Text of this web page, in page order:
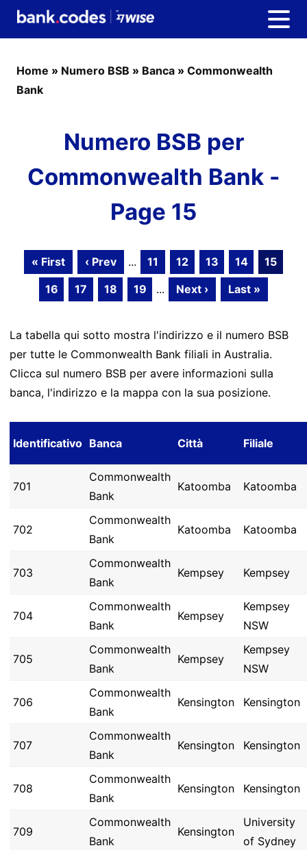
Home » Numero BSB » Banca » Commonwealth
Bank
Numero BSB per
Commonwealth Bank -
Page 15
« First ‹ Prev ... 11 12 13 14
15
16
17 18 19 ... Next › Last »
La tabella qui sotto mostra l'indirizzo e il numero BSB
per tutte le Commonwealth Bank filiali in Australia.
Clicca sul numero BSB per avere informazioni sulla
banca, l'indirizzo e la mappa con la sua posizione.
Identificativo Banca Città Filiale
701
Commonwealth
Bank
Katoomba Katoomba
702
Commonwealth
Bank
Katoomba Katoomba
703
Commonwealth
Bank
Kempsey Kempsey
704
Commonwealth
Bank
Kempsey
Kempsey
NSW
705
Commonwealth
Bank
Kempsey
Kempsey
NSW
706
Commonwealth
Bank
Kensington Kensington
707
Commonwealth
Bank
Kensington Kensington
708
Commonwealth
Bank
Kensington Kensington
709
Commonwealth
Bank
Kensington
University
of Sydney